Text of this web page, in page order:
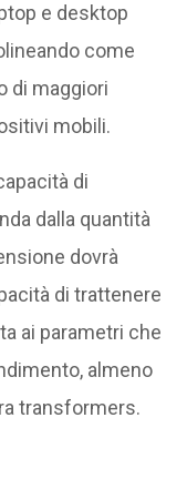
e desktop
come
di maggiori
mobili.
di
dalla quantità
dovrà
di trattenere
ai parametri che
almeno
transformers.